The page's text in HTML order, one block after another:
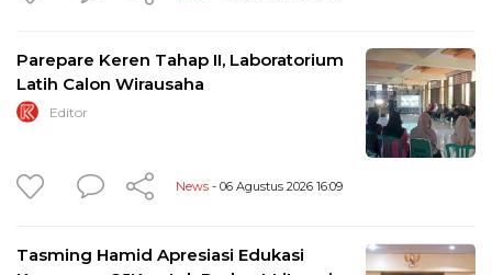
Parepare Keren Tahap II, Laboratorium
Latih Calon Wirausaha
Editor
News - 06 Agustus 2026 16:09
Tasming Hamid Apresiasi Edukasi